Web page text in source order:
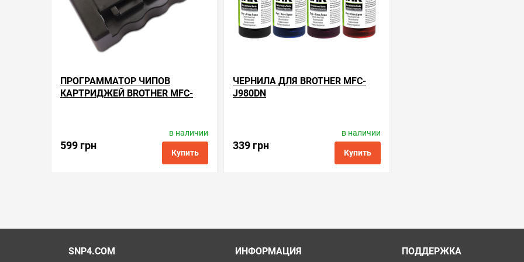
ПРОГРАММАТОР ЧИПОВ
КАРТРИДЖЕЙ BROTHER MFC-
599 грн
в наличии
Купить
Apex Microelectronics
rsb.b2
ЧЕРНИЛА ДЛЯ BROTHER MFC-
J980DN
339 грн
в наличии
Купить
ColorWay
ink.b.4
SNP4.COM ИНФОРМАЦИЯ ПОДДЕРЖКА